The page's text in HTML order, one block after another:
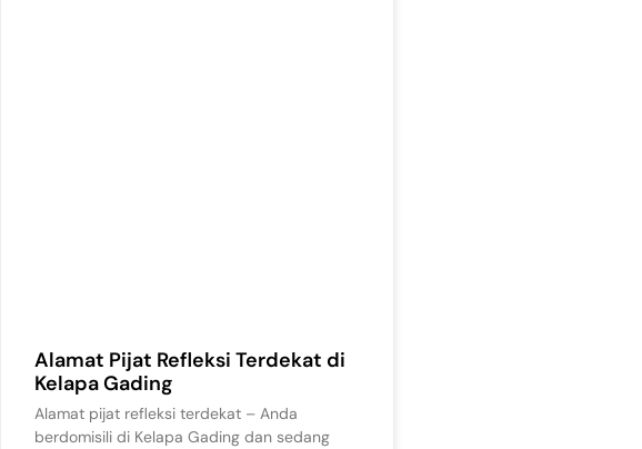
Alamat Pijat Refleksi Terdekat di
Kelapa Gading
Alamat pijat refleksi terdekat – Anda
berdomisili di Kelapa Gading dan sedang